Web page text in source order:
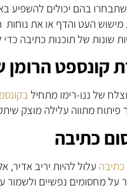
שתבחרו בהם יכולים להשפיע
העט והדף או את נוחות
שונות של תוכנות כתיבה
קונספט
של ננו-רימו מתחיל
פיתוח מתווה עלילה מוצק
כתיבה
עלול להיות יריב אדיר,
על מחסומים נפשיים ולשמור